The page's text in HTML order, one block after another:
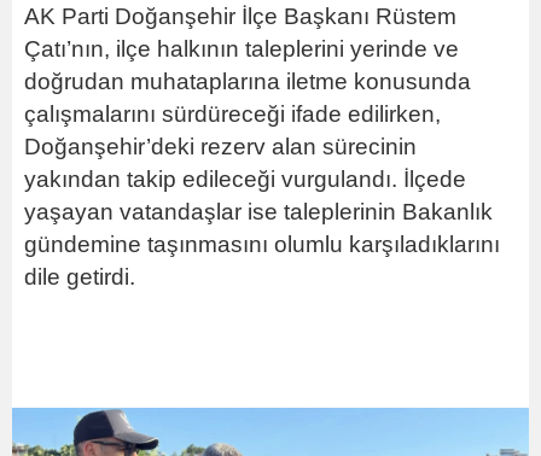
AK Parti Doğanşehir İlçe Başkanı Rüstem
Çatı’nın, ilçe halkının taleplerini yerinde ve
doğrudan muhataplarına iletme konusunda
çalışmalarını sürdüreceği ifade edilirken,
Doğanşehir’deki rezerv alan sürecinin
yakından takip edileceği vurgulandı. İlçede
yaşayan vatandaşlar ise taleplerinin Bakanlık
gündemine taşınmasını olumlu karşıladıklarını
dile getirdi.